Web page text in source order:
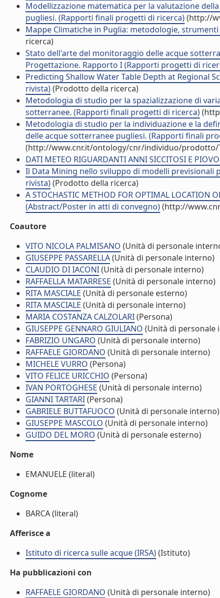
Modellizzazione matematica per la valutazione
pugliesi. (Rapporti finali progetti di ricerca)(http://
Mappe Climatiche in Puglia: metodologie,
ricerca)
Stato dell'arte del monitoraggio delle acque
Progettazione. Rapporto I (Rapporti progetti di
Predicting Shallow Water Table Depth at Regional
rivista)(Prodotto della ricerca)
Metodologia di studio per la spazializzazione di
sotterranee. (Rapporti finali progetti di ricerca)
Metodologia di studio per la individuazione e la
delle acque sotterranee pugliesi. (Rapporti finali
(http://www.cnr.it/ontology/cnr/individuo/prodotto/
DATI METEO RIGUARDANTI ANNI SICCITOSI E
Il Data Mining nello sviluppo di modelli
rivista)(Prodotto della ricerca)
A STOCHASTIC METHOD FOR OPTIMAL LOCATION
(Abstract/Poster in atti di convegno)(http://
Coautore
VITO NICOLA PALMISANO (Unità di personale
GIUSEPPE PASSARELLA(Unità di personale interno)
CLAUDIO DI IACONI(Unità di personale interno)
RAFFAELLA MATARRESE (Unità di personale interno)
RITA MASCIALE (Unità di personale esterno)
RITA MASCIALE (Unità di personale interno)
MARIA COSTANZA CALZOLARI(Persona)
GIUSEPPE GENNARO GIULIANO (Unità di personale
FABRIZIO UNGARO (Unità di personale interno)
RAFFAELE GIORDANO (Unità di personale interno)
MICHELE VURRO (Persona)
VITO FELICE URICCHIO (Persona)
IVAN PORTOGHESE (Unità di personale interno)
GIANNI TARTARI(Persona)
GABRIELE BUTTAFUOCO (Unità di personale interno)
GIUSEPPE MASCOLO (Unità di personale interno)
GUIDO DEL MORO (Unità di personale esterno)
Nome
EMANUELE (literal)
Cognome
BARCA (literal)
Afferisce a
Istituto di ricerca sulle acque (IRSA)(Istituto)
Ha pubblicazioni con
RAFFAELE GIORDANO (Unità di personale interno)